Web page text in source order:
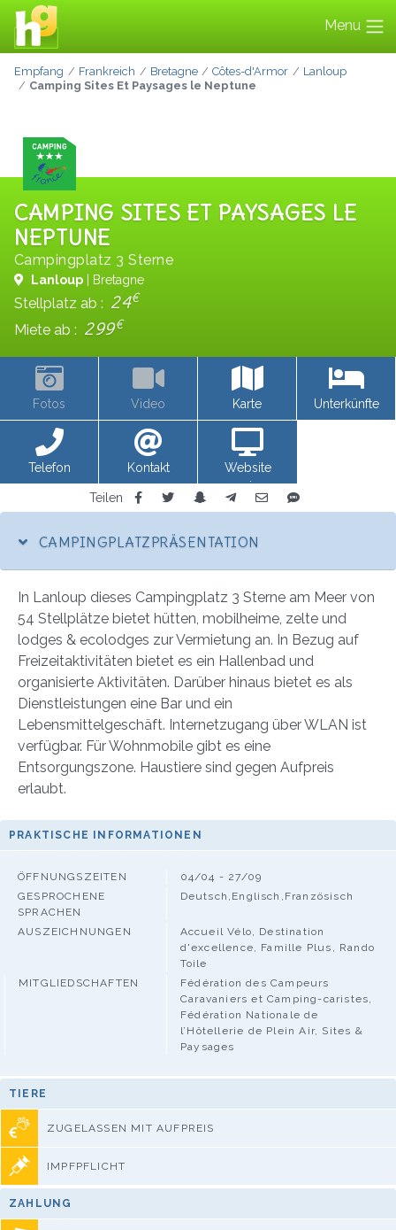
Menu
Empfang Frankreich Bretagne Côtes-d'Armor
Lanloup
Camping Sites Et Paysages le Neptune
CAMPING SITES ET PAYSAGES LE
NEPTUNE
Campingplatz 3 Sterne
Lanloup | Bretagne
Stellplatz ab : 24€
Miete ab : 299€
Fotos Video Karte Unterkünfte
Telefon Kontakt
Website
anzeigen
Teilen
CAMPINGPLATZPRÄSENTATION
In Lanloup dieses Campingplatz 3 Sterne am Meer von
54 Stellplätze bietet hütten, mobilheime, zelte und
lodges & ecolodges zur Vermietung an. In Bezug auf
Freizeitaktivitäten bietet es ein Hallenbad und
organisierte Aktivitäten. Darüber hinaus bietet es als
Dienstleistungen eine Bar und ein
Lebensmittelgeschäft. Internetzugang über WLAN ist
verfügbar. Für Wohnmobile gibt es eine
Entsorgungszone. Haustiere sind gegen Aufpreis
erlaubt.
PRAKTISCHE INFORMATIONEN
ÖFFNUNGSZEITEN
04/04 - 27/09
GESPROCHENE
SPRACHEN
Deutsch,Englisch,Französisch
AUSZEICHNUNGEN
Accueil Vélo, Destination
d'excellence, Famille Plus, Rando
Toile
MITGLIEDSCHAFTEN
Fédération des Campeurs
Caravaniers et Camping-caristes,
Fédération Nationale de
l’Hôtellerie de Plein Air, Sites &
Paysages
TIERE
ZUGELASSEN MIT AUFPREIS
IMPFPFLICHT
ZAHLUNG